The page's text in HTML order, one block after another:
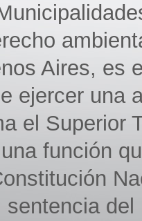
Aires, es
ejercer una
el Superior
función
del